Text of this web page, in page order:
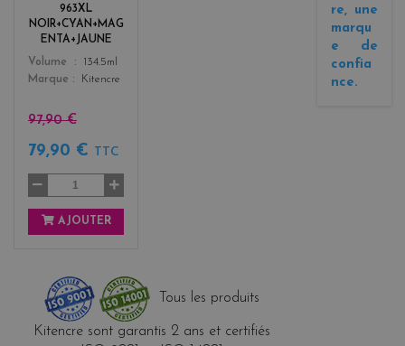
963XL
NOIR+CYAN+MAG
ENTA+JAUNE
Color
Volume
134.5ml
Marque
Kitencre
97,90 €
79,90 € TTC
AJOUTER
Tous les produits
Kitencre sont garantis 2 ans et certifiés
re, une
marqu
e de
confia
nce.